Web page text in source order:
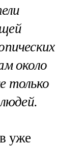
около
только
уже